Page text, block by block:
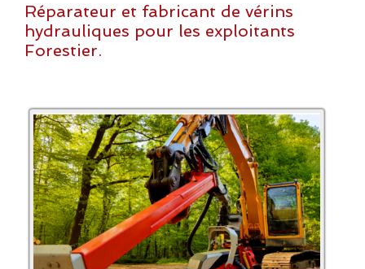
Réparateur et fabricant de vérins
hydrauliques pour les exploitants
Forestier.